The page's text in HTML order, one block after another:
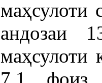
маҳсулоти
андозаи
маҳсулоти
7,1 фоиз,